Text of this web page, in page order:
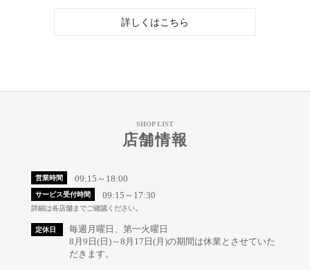
詳しくはこちら
SHOP LIST
店舗情報
営業時間 09:15～18:00
サービス受付時間 09:15～17:30
詳細は各店舗までご確認ください。
定休日
毎週月曜日、第一火曜日
8月9日(日)～8月17日(月)の期間は休業とさせていた
だきます。